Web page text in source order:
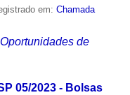
em: Chamada
Oportunidades de
05/2023 - Bolsas